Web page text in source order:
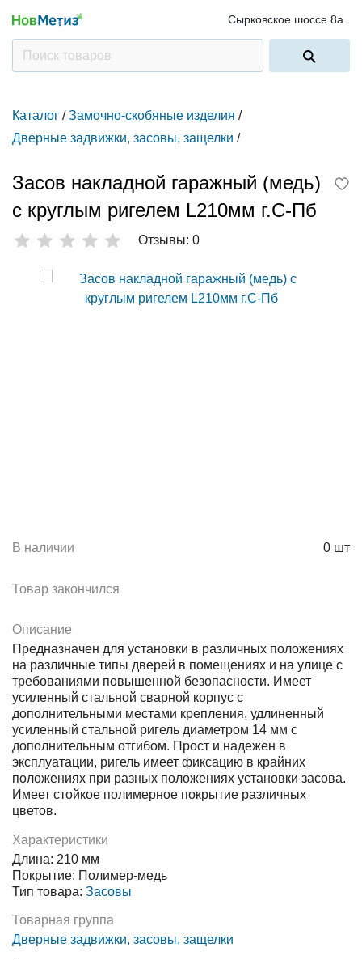
Сырковское шоссе 8а
Каталог / Замочно-скобяные изделия /
Дверные задвижки, засовы, защелки /
Засов накладной гаражный (медь)
с круглым ригелем L210мм г.С-Пб
Отзывы: 0
В наличии 0 шт
Товар закончился
Описание
Предназначен для установки в различных положениях
на различные типы дверей в помещениях и на улице с
требованиями повышенной безопасности. Имеет
усиленный стальной сварной корпус с
дополнительными местами крепления, удлиненный
усиленный стальной ригель диаметром 14 мм с
дополнительным отгибом. Прост и надежен в
эксплуатации, ригель имеет фиксацию в крайних
положениях при разных положениях установки засова.
Имеет стойкое полимерное покрытие различных
цветов.
Характеристики
Длина: 210 мм
Покрытие: Полимер-медь
Тип товара: Засовы
Товарная группа
Дверные задвижки, засовы, защелки